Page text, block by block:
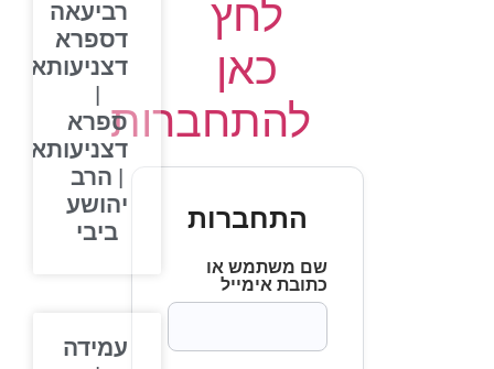
לחץ
כאן
להתחברות
התחברות
שם משתמש או
כתובת אימייל
רביעאה
דספרא
דצניעותא
ספרא
דצניעותא
| הרב
יהושע
ביבי
עמידה